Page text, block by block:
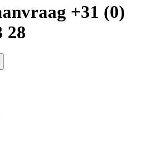
+31 (0)
28